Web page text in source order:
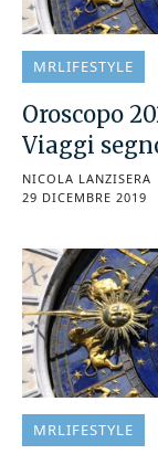
MRLIFESTYLE
Oroscopo
Viaggi
NICOLA LANZISERA
29 DICEMBRE 2019
MRLIFESTYLE